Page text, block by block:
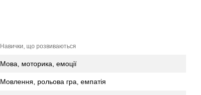
Навички, що розвиваються
Мова, моторика, емоції
Мовлення, рольова гра, емпатія